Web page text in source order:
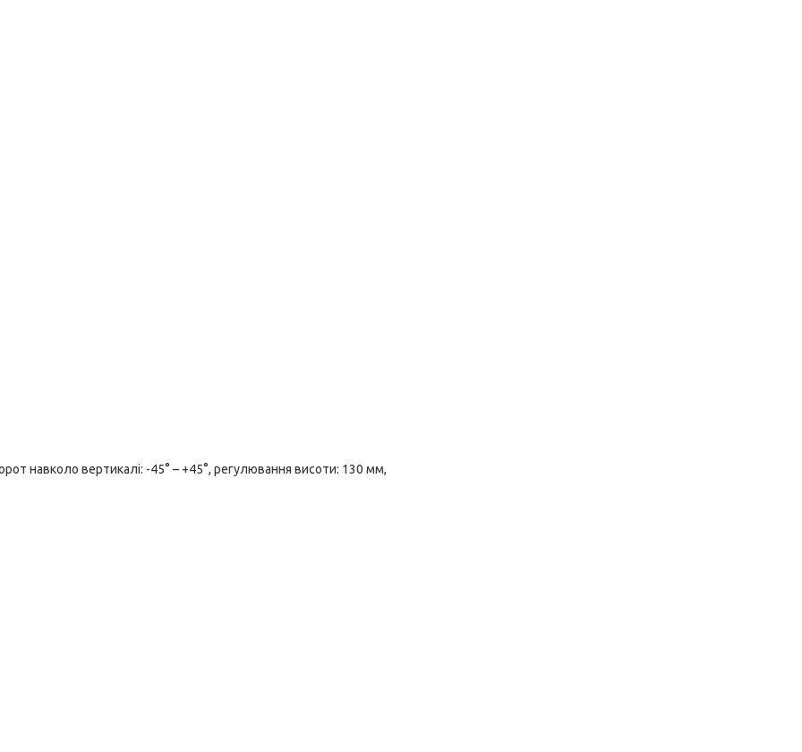
навколо вертикалі: -45° – +45°, регулювання висоти: 130 мм,